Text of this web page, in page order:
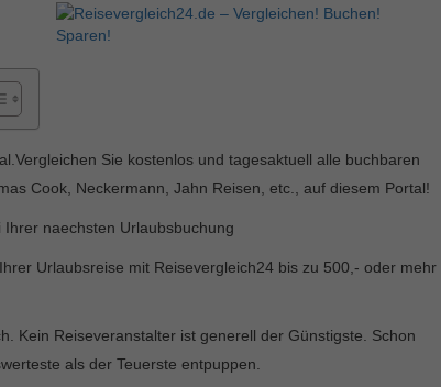
Sie kostenlos und tagesaktuell alle buchbaren
Cook, Neckermann, Jahn Reisen, etc., auf diesem Portal!
naechsten Urlaubsbuchung
Urlaubsreise mit Reisevergleich24 bis zu 500,- oder mehr
Kein Reiseveranstalter ist generell der Günstigste. Schon
als der Teuerste entpuppen.